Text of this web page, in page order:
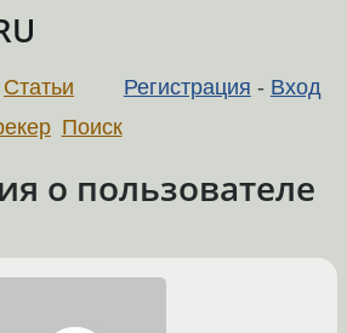
Регистрация - Вход
Статьи
Поиск
о пользователе